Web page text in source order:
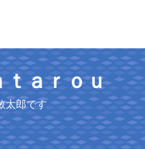
ａｒｏｕ
太郎です